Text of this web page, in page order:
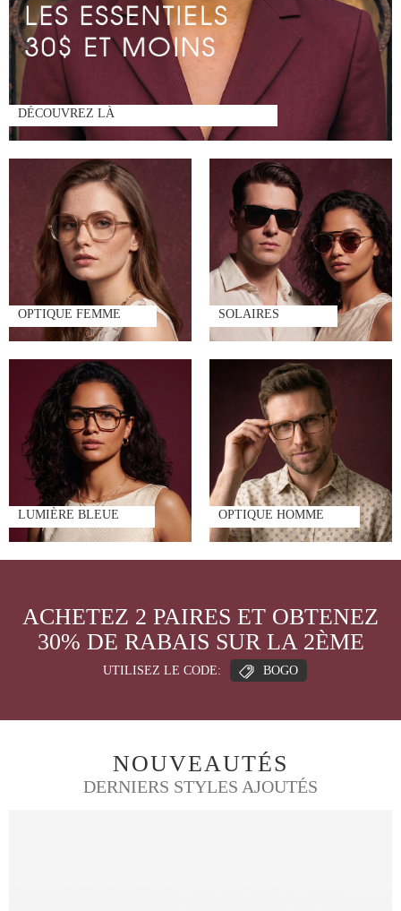
DÉCOUVREZ LÀ
OPTIQUE FEMME
LUMIÈRE BLEUE
SOLAIRES
OPTIQUE HOMME
ACHETEZ 2 PAIRES ET OBTENEZ
30% DE RABAIS SUR LA 2ÈME
UTILISEZ LE CODE: BOGO
NOUVEAUTÉS
DERNIERS STYLES AJOUTÉS